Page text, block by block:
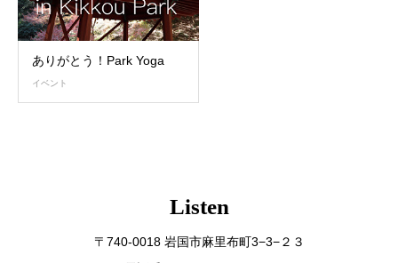
ありがとう！Park Yoga
イベント
Listen
〒740-0018 岩国市麻里布町3−3−２３